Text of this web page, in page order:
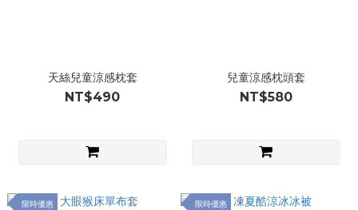
天絲兒童涼感枕套
NT$490
兒童涼感枕頭套
NT$580
限時優惠 限時優惠